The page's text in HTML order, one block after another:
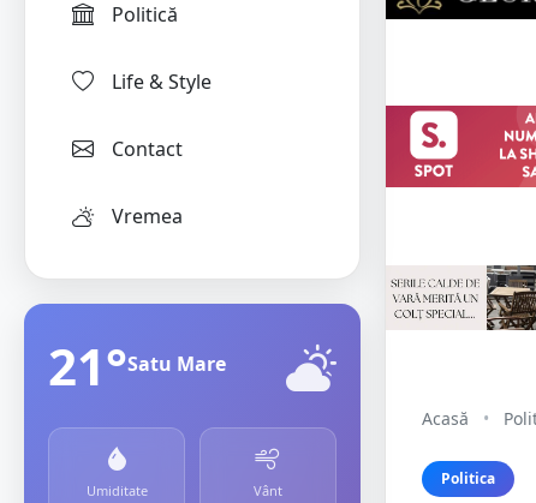
Politică
Life & Style
Contact
Vremea
21°Satu Mare
Umiditate Vânt
Acasă •
Politica